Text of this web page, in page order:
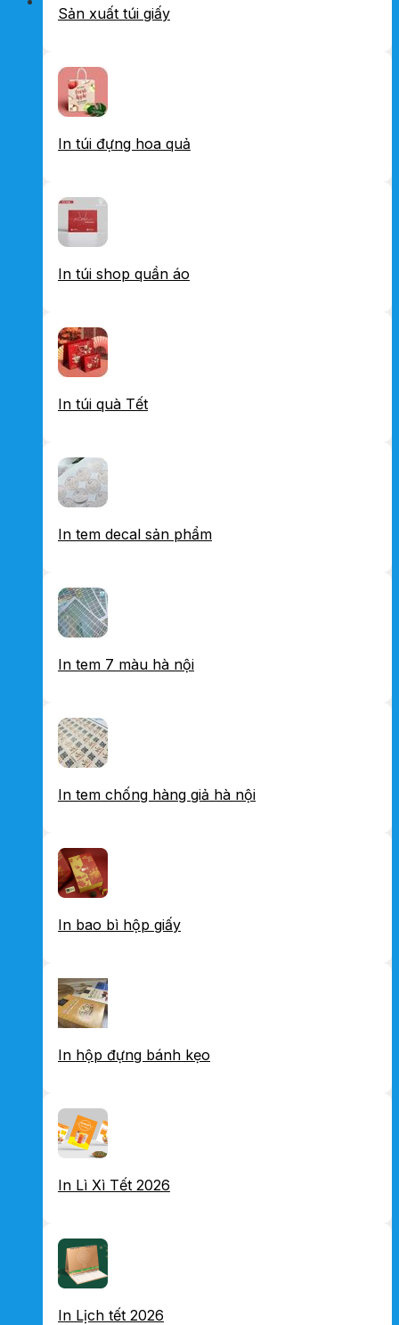
Sản xuất túi giấy
In túi đựng hoa quả
In túi shop quần áo
In túi quà Tết
In tem decal sản phẩm
In tem 7 màu hà nội
In tem chống hàng giả hà nội
In bao bì hộp giấy
In hộp đựng bánh kẹo
In Lì Xì Tết 2026
In Lịch tết 2026